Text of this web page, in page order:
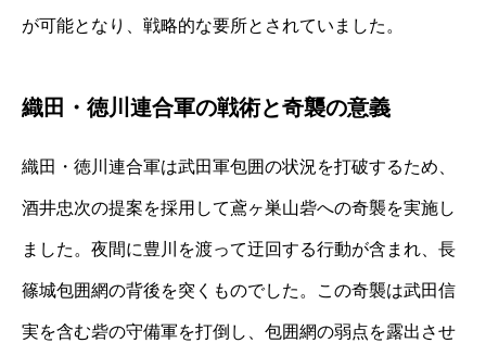
が可能となり、戦略的な要所とされていました。
織田・徳川連合軍の戦術と奇襲の意義
織田・徳川連合軍は武田軍包囲の状況を打破するため、
酒井忠次の提案を採用して鳶ヶ巣山砦への奇襲を実施し
ました。夜間に豊川を渡って迂回する行動が含まれ、長
篠城包囲網の背後を突くものでした。この奇襲は武田信
実を含む砦の守備軍を打倒し、包囲網の弱点を露出させ